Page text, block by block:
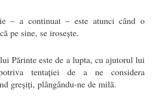
– a continuat – este atunci când o
pe sine, se irosește.
Părinte este de a lupta, cu ajutorul lui
tentației de a ne considera
greșiți, plângându-ne de milă.